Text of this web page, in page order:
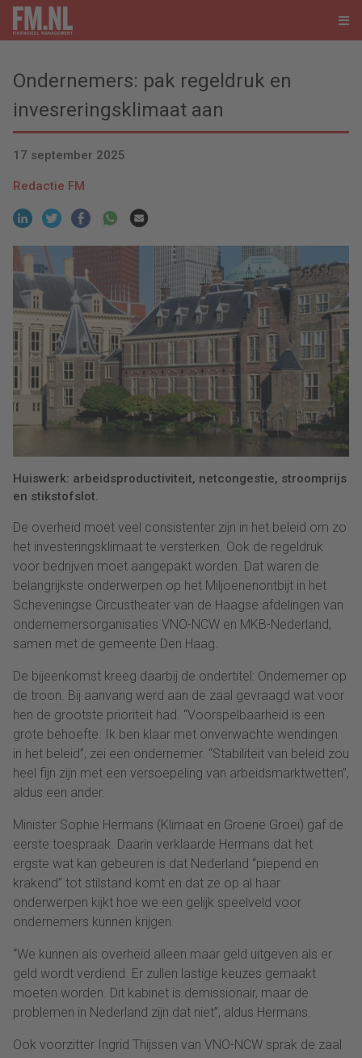
Ondernemers: pak regeldruk en
invesreringsklimaat aan
17 september 2025
Redactie FM
Huiswerk: arbeidsproductiviteit, netcongestie, stroomprijs
en stikstofslot.
De overheid moet veel consistenter zijn in het beleid om zo
het investeringsklimaat te versterken. Ook de regeldruk
voor bedrijven moet aangepakt worden. Dat waren de
belangrijkste onderwerpen op het Miljoenenontbijt in het
Scheveningse Circustheater van de Haagse afdelingen van
ondernemersorganisaties VNO-NCW en MKB-Nederland,
samen met de gemeente Den Haag.
De bijeenkomst kreeg daarbij de ondertitel: Ondernemer op
de troon. Bij aanvang werd aan de zaal gevraagd wat voor
hen de grootste prioriteit had. “Voorspelbaarheid is een
grote behoefte. Ik ben klaar met onverwachte wendingen
in het beleid”, zei een ondernemer. “Stabiliteit van beleid zou
heel fijn zijn met een versoepeling van arbeidsmarktwetten”,
aldus een ander.
Minister Sophie Hermans (Klimaat en Groene Groei) gaf de
eerste toespraak. Daarin verklaarde Hermans dat het
ergste wat kan gebeuren is dat Nederland “piepend en
krakend” tot stilstand komt en dat ze op al haar
onderwerpen kijkt hoe we een gelijk speelveld voor
ondernemers kunnen krijgen.
“We kunnen als overheid alleen maar geld uitgeven als er
geld wordt verdiend. Er zullen lastige keuzes gemaakt
moeten worden. Dit kabinet is demissionair, maar de
problemen in Nederland zijn dat niet”, aldus Hermans.
Ook voorzitter Ingrid Thijssen van VNO-NCW sprak de zaal